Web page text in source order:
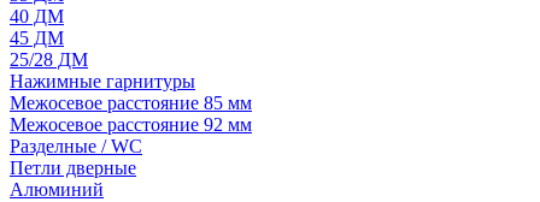
40 ДМ
45 ДМ
25/28 ДМ
Нажимные гарнитуры
Межосевое расстояние 85 мм
Межосевое расстояние 92 мм
Разделные / WC
Петли дверные
Алюминий